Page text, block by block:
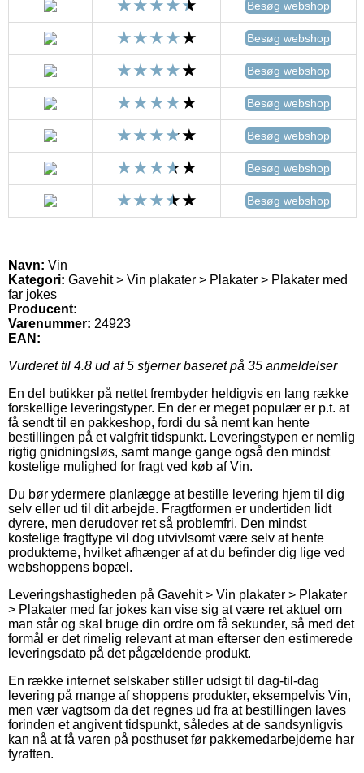
Besøg webshop
Besøg webshop
Besøg webshop
Besøg webshop
Besøg webshop
Besøg webshop
Besøg webshop
Navn: Vin
Kategori: Gavehit > Vin plakater > Plakater > Plakater med
far jokes
Producent:
Varenummer: 24923
EAN:
Vurderet til 4.8 ud af 5 stjerner baseret på 35 anmeldelser
En del butikker på nettet frembyder heldigvis en lang række
forskellige leveringstyper. En der er meget populær er p.t. at
få sendt til en pakkeshop, fordi du så nemt kan hente
bestillingen på et valgfrit tidspunkt. Leveringstypen er nemlig
rigtig gnidningsløs, samt mange gange også den mindst
kostelige mulighed for fragt ved køb af Vin.
Du bør ydermere planlægge at bestille levering hjem til dig
selv eller ud til dit arbejde. Fragtformen er undertiden lidt
dyrere, men derudover ret så problemfri. Den mindst
kostelige fragttype vil dog utvivlsomt være selv at hente
produkterne, hvilket afhænger af at du befinder dig lige ved
webshoppens bopæl.
Leveringshastigheden på Gavehit > Vin plakater > Plakater
> Plakater med far jokes kan vise sig at være ret aktuel om
man står og skal bruge din ordre om få sekunder, så med det
formål er det rimelig relevant at man efterser den estimerede
leveringsdato på det pågældende produkt.
En række internet selskaber stiller udsigt til dag-til-dag
levering på mange af shoppens produkter, eksempelvis Vin,
men vær vagtsom da det regnes ud fra at bestillingen laves
forinden et angivent tidspunkt, således at de sandsynligvis
kan nå at få varen på posthuset før pakkemedarbejderne har
fyraften.